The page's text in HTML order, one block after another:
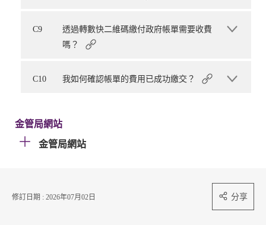
C9
透過轉數快二維碼繳付政府帳單需要收費
嗎？
C10 我如何確認帳單的費用已成功繳交？
金管局網站
金管局網站
修訂日期 : 2026年07月02日 分享